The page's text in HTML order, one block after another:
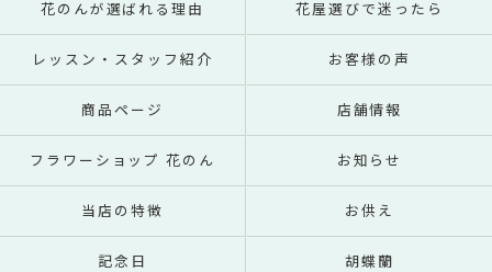
花のんが選ばれる理由 花屋選びで迷ったら
レッスン・スタッフ紹介 お客様の声
商品ページ 店舗情報
フラワーショップ 花のん お知らせ
当店の特徴 お供え
記念日 胡蝶蘭